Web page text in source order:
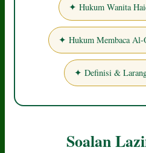
✦ Hukum Wanita
✦ Hukum Membaca Al-
✦ Definisi &
Soalan